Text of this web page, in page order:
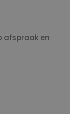
afspraak en